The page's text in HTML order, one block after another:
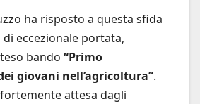
ha risposto a questa sfida
di eccezionale portata,
bando “Primo
giovani nell’agricoltura”.
attesa dagli